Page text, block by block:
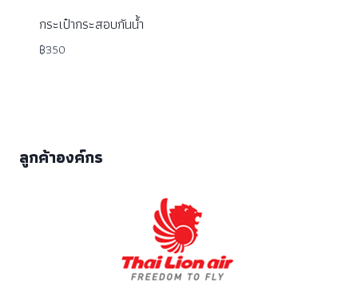
กระเป๋ากระสอบกันน้ำ
฿350
ลูกค้าองค์กร